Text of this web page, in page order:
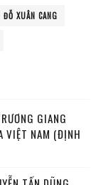
ĐỖ XUÂN CANG
GIANG
VIỆT NAM (ĐỊNH